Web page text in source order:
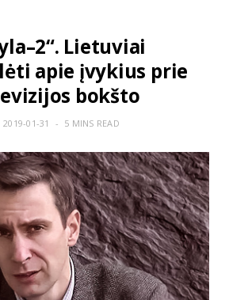
Lietuviai
apie įvykius prie
bokšto
2019-01-31 5 MINS READ